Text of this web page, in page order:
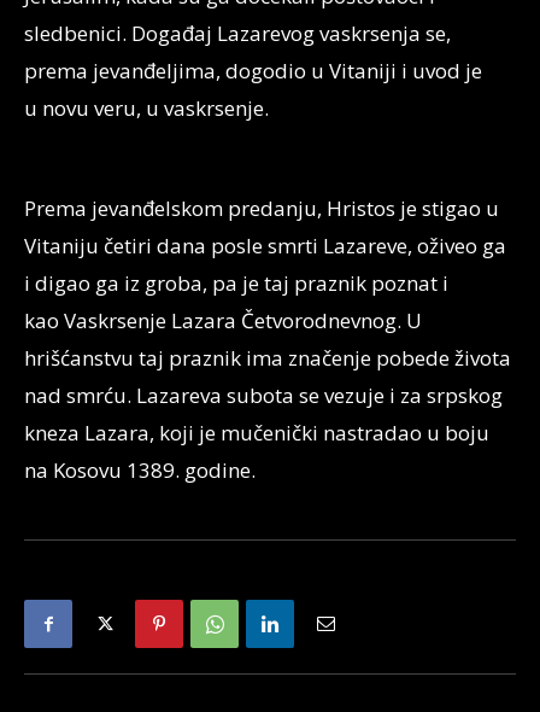
sledbenici. Događaj Lazarevog vaskrsenja se,
prema jevanđeljima, dogodio u Vitaniji i uvod je
u novu veru, u vaskrsenje.
Prema jevanđelskom predanju, Hristos je stigao u
Vitaniju četiri dana posle smrti Lazareve, oživeo ga
i digao ga iz groba, pa je taj praznik poznat i
kao Vaskrsenje Lazara Četvorodnevnog. U
hrišćanstvu taj praznik ima značenje pobede života
nad smrću. Lazareva subota se vezuje i za srpskog
kneza Lazara, koji je mučenički nastradao u boju
na Kosovu 1389. godine.